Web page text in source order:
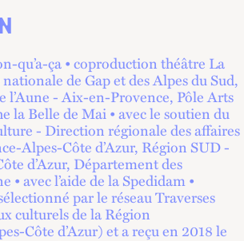
qu’a-ça • coproduction théâtre La
de Gap et des Alpes du Sud,
l’Aune - Aix-en-Provence, Pôle Arts
la Belle de Mai • avec le soutien du
- Direction régionale des affaires
Alpes-Côte d’Azur, Région SUD -
d’Azur, Département des
• avec l’aide de la Spedidam •
par le réseau Traverses
culturels de la Région
Côte d’Azur) et a reçu en 2018 le